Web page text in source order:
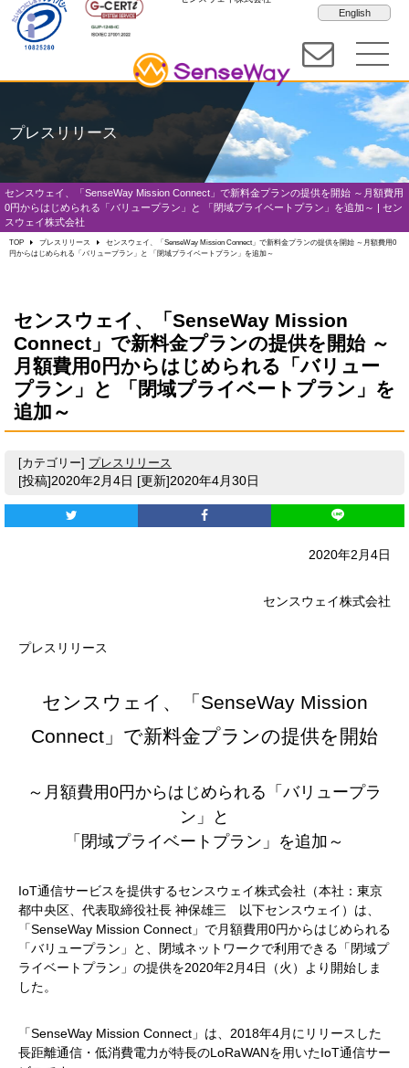
English
プレスリリース
センスウェイ、「SenseWay Mission Connect」で新料金プランの提供を開始 ～月額費用
0円からはじめられる「バリュープラン」と 「閉域プライベートプラン」を追加～ | セン
スウェイ株式会社
TOP プレスリリース
センスウェイ、「SenseWay Mission Connect」で新料金プランの提供を開始 ～月額費用0
円からはじめられる「バリュープラン」と 「閉域プライベートプラン」を追加～
センスウェイ、「SenseWay Mission
Connect」で新料金プランの提供を開始 ～
月額費用0円からはじめられる「バリュー
プラン」と 「閉域プライベートプラン」を
追加～
[カテゴリー] プレスリリース
[投稿]2020年2月4日 [更新]2020年4月30日
2020年2月4日
センスウェイ株式会社
プレスリリース
センスウェイ、「SenseWay Mission
Connect」で新料金プランの提供を開始
～月額費用0円からはじめられる「バリュープラ
ン」と
「閉域プライベートプラン」を追加～
IoT通信サービスを提供するセンスウェイ株式会社（本社：東京
都中央区、代表取締役社長 神保雄三 以下センスウェイ）は、
「SenseWay Mission Connect」で月額費用0円からはじめられる
「バリュープラン」と、閉域ネットワークで利用できる「閉域プ
ライベートプラン」の提供を2020年2月4日（火）より開始しま
した。
「SenseWay Mission Connect」は、2018年4月にリリースした
長距離通信・低消費電力が特長のLoRaWANを用いたIoT通信サー